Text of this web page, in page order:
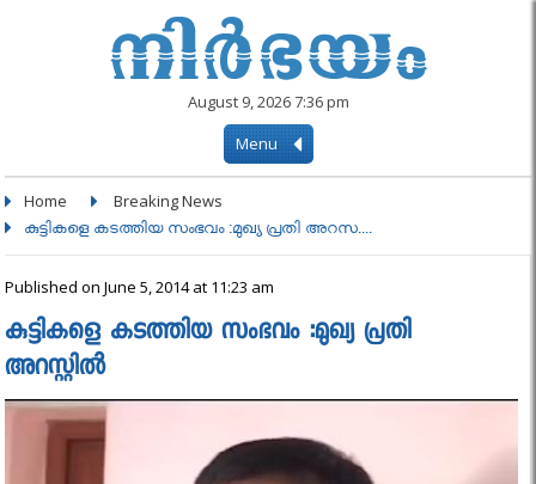
August 9, 2026 7:36 pm
Menu
Home Breaking News
കുട്ടികളെ കടത്തിയ സംഭവം :മുഖ്യ പ്രതി അറസ....
Published on June 5, 2014 at 11:23 am
കുട്ടികളെ കടത്തിയ സംഭവം :മുഖ്യ പ്രതി
അറസ്റ്റില്‍